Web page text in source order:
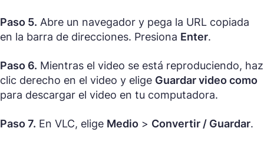
Paso 5. Abre un navegador y pega la URL copiada
en la barra de direcciones. Presiona Enter.
Paso 6. Mientras el video se está reproduciendo, haz
clic derecho en el video y elige Guardar video como
para descargar el video en tu computadora.
Paso 7. En VLC, elige Medio > Convertir / Guardar.